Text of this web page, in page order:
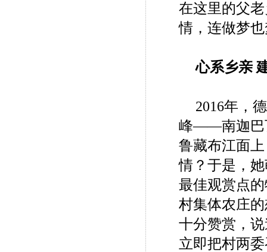
在这里的父
情，连做梦
心系乡亲
2016年，
峰——南迦巴
鲁藏布江面
情？于是，
最佳观赏点
村集体农庄
十分赞赏，
立即把村两